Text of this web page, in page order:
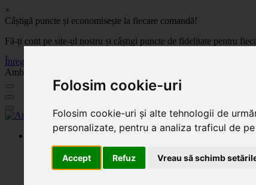
Folosim cookie-uri
Folosim cookie-uri și alte tehnologii de
personalizate, pentru a analiza traficul de
Accept Refuz Vreau să schimb
×
Câștigă puncte și economisește la fiecare comandă!
Fă-ți cont pe site-ul nostru și câștigi puncte de fidelitate pentru
Înregistrează-te acum
Ambalaje, decoratiuni si accesorii pentru flori. Produse de calitate
Produse
Plante artificiale la ghiveci
Ambalaje pentru flori
Flori de săpun